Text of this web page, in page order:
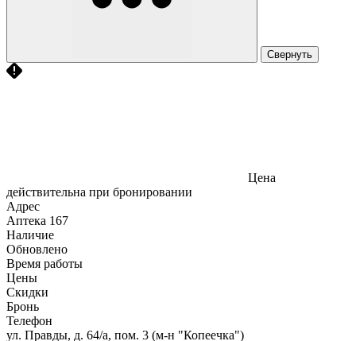
Свернуть
Цена
действительна при бронировании
Адрес
Аптека 167
Наличие
Обновлено
Время работы
Цены
Скидки
Бронь
Телефон
ул. Правды, д. 64/а, пом. 3 (м-н "Копеечка")